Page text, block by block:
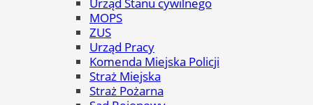
MOPS
ZUS
Urząd Pracy
Komenda Miejska Policji
Straż Miejska
Straż Pożarna